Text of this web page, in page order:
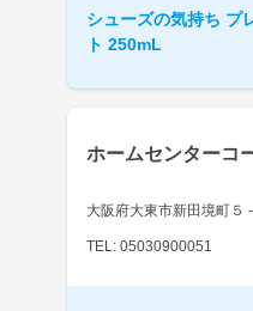
シューズの気持ち プ
ト 250mL
ホームセンターコ
大阪府大東市新田境町５
TEL: 05030900051